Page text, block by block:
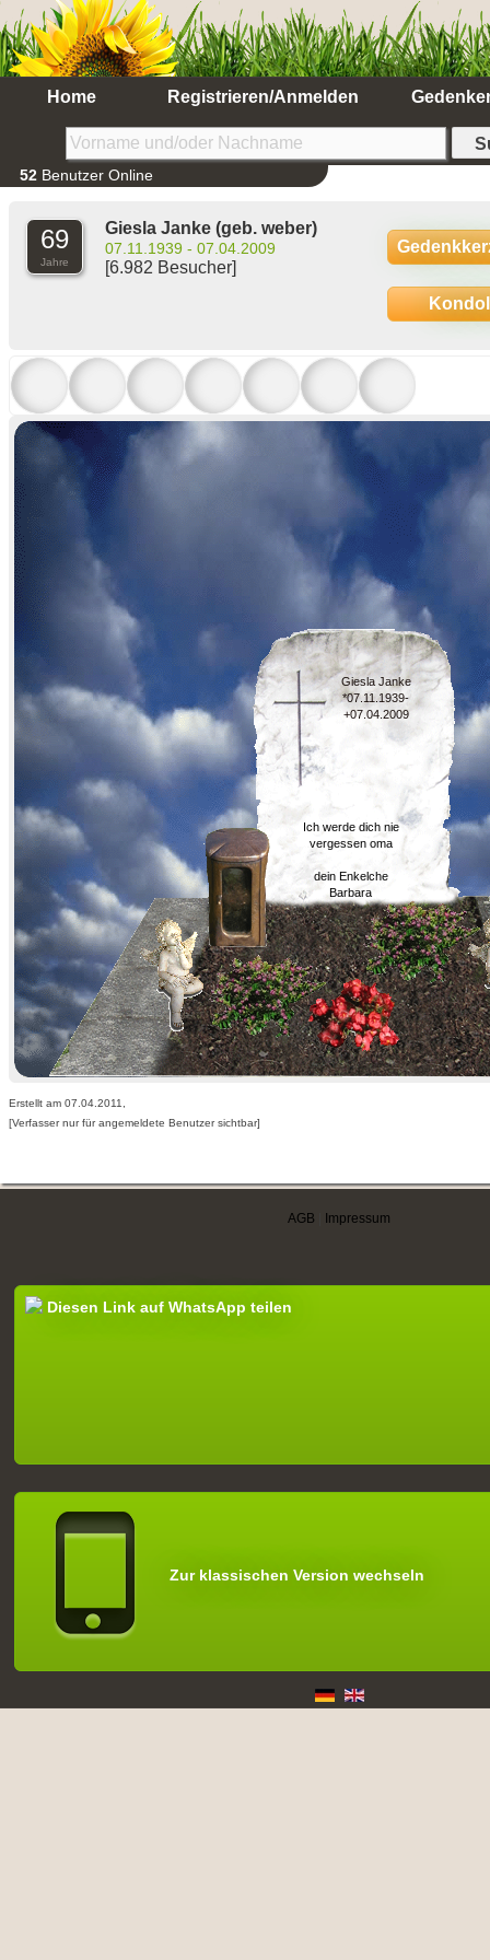
Home Registrieren/Anmelden
52 Benutzer Online
69
Jahre
Giesla Janke (geb. weber)
07.11.1939 - 07.04.2009
[6.982 Besucher]
Giesla Janke
*07.11.1939-
+07.04.2009
Ich werde dich nie
vergessen oma
dein Enkelche
Barbara
Erstellt am 07.04.2011,
[Verfasser nur für angemeldete Benutzer sichtbar]
AGB Impressum
Diesen Link auf WhatsApp teilen
Zur klassischen Version wechseln